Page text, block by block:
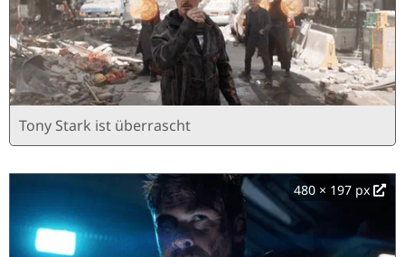
Tony Stark ist überrascht
480 × 197 px